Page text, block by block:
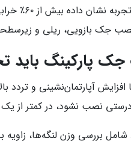
جک بازویی، ریلی و
پارکینگ باید
تهران ۱۴۰۵ با افزایش
نصب نشود، در کمتر از
شامل بررسی وزن لنگه‌ها،